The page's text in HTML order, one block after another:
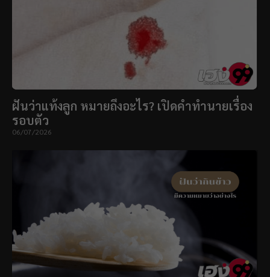
ฝันว่าแท้งลูก หมายถึงอะไร? เปิดคำทำนายเรื่อง
รอบตัว
06/07/2026